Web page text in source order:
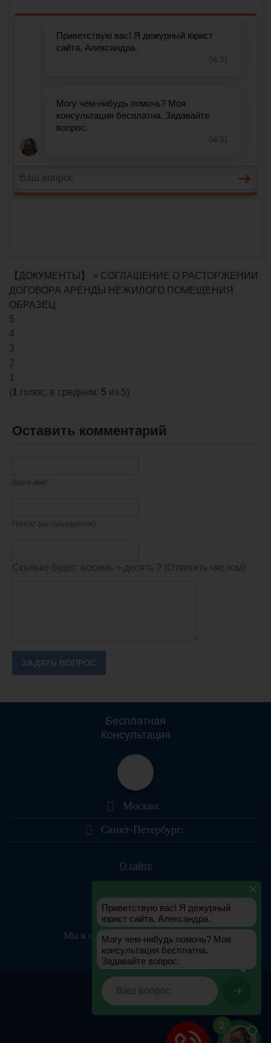
【ДОКУМЕНТЫ】 » СОГЛАШЕНИЕ О РАСТОРЖЕНИИ
ДОГОВОРА АРЕНДЫ НЕЖИЛОГО ПОМЕЩЕНИЯ
ОБРАЗЕЦ
5
4
3
2
1
(1 голос, в среднем: 5 из 5)
Оставить комментарий
Ваше имя*
Почта* (не публикуется)
Сколько будет: восемь + десять ? (Ответить числом)
Бесплатная
Консультация
Москва:
Санкт-Петербург:
О сайте
Мы в соц.сетях:
© yurportal.info